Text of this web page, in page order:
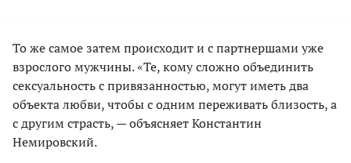
То же самое затем происходит и с партнершами уже
взрослого мужчины. «Те, кому сложно объединить
сексуальность с привязанностью, могут иметь два
объекта любви, чтобы с одним переживать близость, а
с другим страсть, — объясняет Константин
Немировский.